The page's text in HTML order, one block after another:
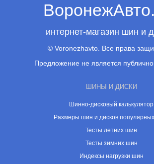
интернет-магазин шин и
© Voronezhavto. Все права
Предложение не является
ШИНЫ И ДИСКИ
Шинно-дисковый калькулятор
Размеры шин и дисков
Тесты летних шин
Тесты зимних шин
Индексы нагрузки шин